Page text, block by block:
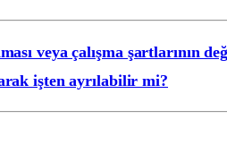
veya çalışma şartlarının
işten ayrılabilir mi?